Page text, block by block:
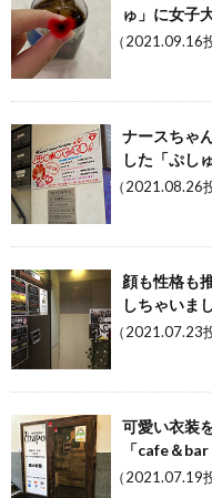
ゅ」に女子
（2021.09.16
ナースちゃ
した「ぷし
（2021.08.26
顔も性格も
しちゃいま
（2021.07.23
可愛い衣装
「cafe＆bar
（2021.07.19